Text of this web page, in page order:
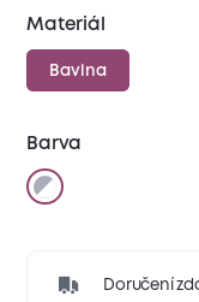
Materiál
Bavlna
Barva
Doručení